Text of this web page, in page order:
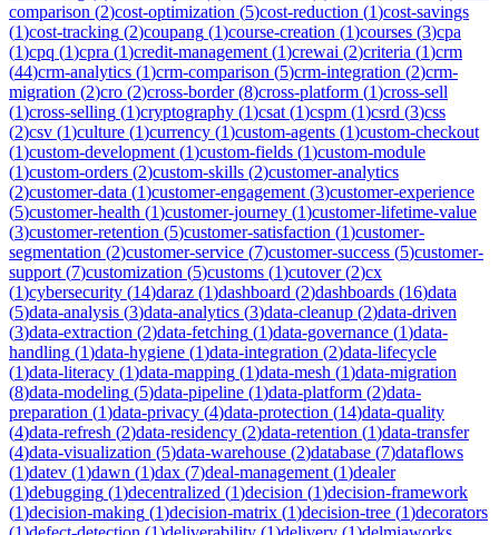
comparison (2)cost-optimization (5)cost-reduction (1)cost-savings
(1)cost-tracking (2)coupang (1)course-creation (1)courses (3)cpa
(1)cpq (1)cpra (1)credit-management (1)crewai (2)criteria (1)crm
(44)crm-analytics (1)crm-comparison (5)crm-integration (2)crm-
migration (2)cro (2)cross-border(8)cross-platform (1)cross-sell
(1)cross-selling (1)cryptography (1)csat (1)cspm (1)csrd (3)css
(2)csv (1)culture (1)currency (1)custom-agents (1)custom-checkout
(1)custom-development (1)custom-fields (1)custom-module
(1)custom-orders (2)custom-skills (2)customer-analytics
(2)customer-data (1)customer-engagement (3)customer-experience
(5)customer-health (1)customer-journey (1)customer-lifetime-value
(3)customer-retention (5)customer-satisfaction (1)customer-
segmentation (2)customer-service (7)customer-success (5)customer-
support (7)customization (5)customs (1)cutover(2)cx
(1)cybersecurity (14)daraz (1)dashboard (2)dashboards (16)data
(5)data-analysis (3)data-analytics (3)data-cleanup (2)data-driven
(3)data-extraction (2)data-fetching (1)data-governance (1)data-
handling (1)data-hygiene (1)data-integration (2)data-lifecycle
(1)data-literacy (1)data-mapping (1)data-mesh (1)data-migration
(8)data-modeling (5)data-pipeline (1)data-platform (2)data-
preparation (1)data-privacy (4)data-protection (14)data-quality
(4)data-refresh (2)data-residency (2)data-retention (1)data-transfer
(4)data-visualization (5)data-warehouse (2)database (7)dataflows
(1)datev (1)dawn (1)dax (7)deal-management (1)dealer
(1)debugging (1)decentralized (1)decision (1)decision-framework
(1)decision-making (1)decision-matrix (1)decision-tree (1)decorators